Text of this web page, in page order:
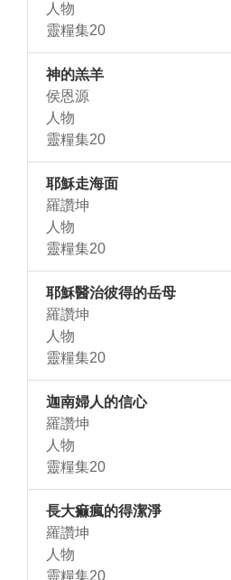
人物
靈糧集20
神的羔羊
侯恩源
人物
靈糧集20
耶穌走海面
羅讚坤
人物
靈糧集20
耶穌醫治彼得的岳母
羅讚坤
人物
靈糧集20
迦南婦人的信心
羅讚坤
人物
靈糧集20
長大痲瘋的得潔淨
羅讚坤
人物
靈糧集20